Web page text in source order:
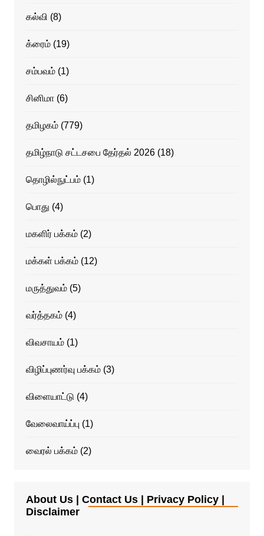
கல்வி (8)
க்ரைம்(19)
சம்பவம்(1)
சினிமா(6)
தமிழகம்(779)
தமிழ்நாடு சட்டசபை தேர்தல் 2026(18)
தொழில்நுட்பம்(1)
பொது (4)
மகளிர் பக்கம்(2)
மக்கள் பக்கம்(12)
மருத்துவம்(5)
வர்த்தகம்(4)
விவசாயம்(1)
விழிப்புணர்வு பக்கம்(3)
விளையாட்டு (4)
வேலைவாய்ப்பு (1)
வைரல் பக்கம்(2)
About Us | Contact Us | Privacy Policy |
Disclaimer